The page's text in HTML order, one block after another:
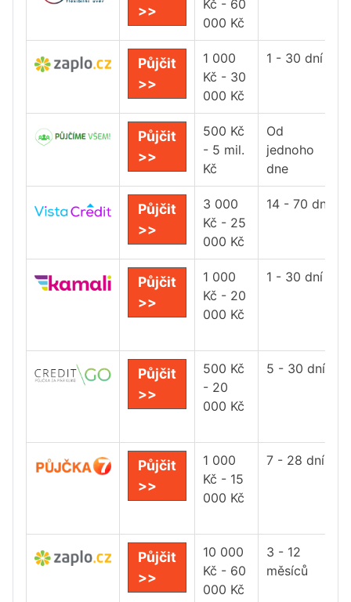
>>
Kč - 60
000 Kč
Půjčit
>>
1 000
Kč - 30
000 Kč
1 - 30 dní
Půjčit
>>
500 Kč
- 5 mil.
Kč
Od
jednoho
dne
Půjčit
>>
3 000
Kč - 25
000 Kč
14 - 70 dní
Půjčit
>>
1 000
Kč - 20
000 Kč
1 - 30 dní
Půjčit
>>
500 Kč
- 20
000 Kč
5 - 30 dní
Půjčit
>>
1 000
Kč - 15
000 Kč
7 - 28 dní
Půjčit
>>
10 000
Kč - 60
000 Kč
3 - 12
měsíců